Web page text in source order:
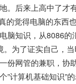
。后来上高中了才
的觉得电脑的东西
脑知识，从8086
为了证实自己，
份网管的兼职，协
”计算机基础知识”